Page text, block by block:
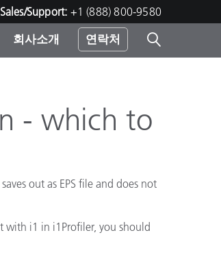
Support: +1 (888) 800-9580
회사소개 연락처
- which to
out as EPS file and does not
with i1 in i1Profiler, you should